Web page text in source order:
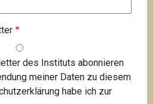
des Instituts abonnieren
meiner Daten zu diesem
habe ich zur